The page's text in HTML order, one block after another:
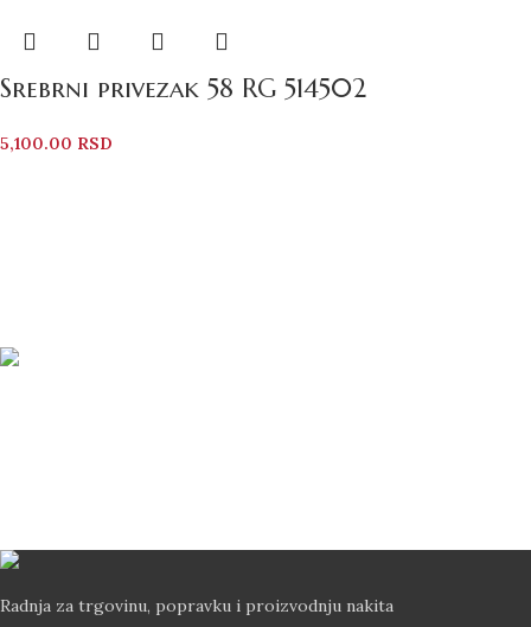
Srebrni privezak 58 RG 514502
5,100.00 RSD
Radnja za trgovinu, popravku i proizvodnju nakita